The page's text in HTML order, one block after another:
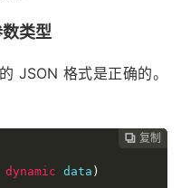
类型
JSON 格式是正确的。
 复制
 复制
 复制
 复制
 复制
 复制
dynamic data )